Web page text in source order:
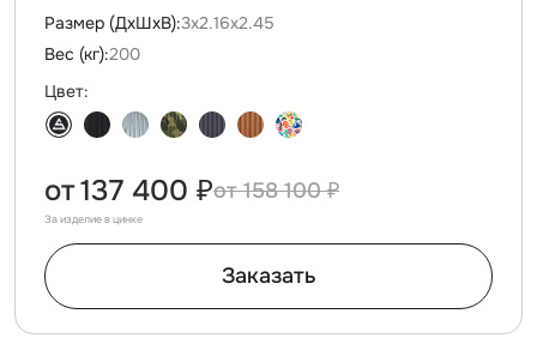
Размер (ДxШxВ):3х2.16х2.45
Вес (кг):200
Цвет:
158 100 ₽
от137 400 ₽
За изделие в цинке
Заказать